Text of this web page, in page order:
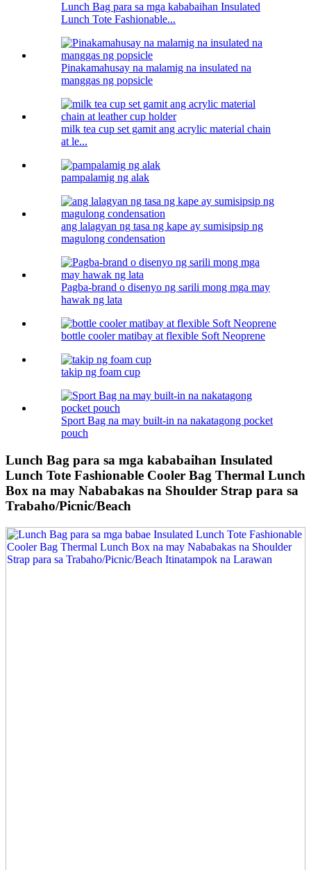
Lunch Bag para sa mga kababaihan Insulated
Lunch Tote Fashionable...
Pinakamahusay na malamig na insulated na
manggas ng popsicle
milk tea cup set gamit ang acrylic material chain
at le...
pampalamig ng alak
ang lalagyan ng tasa ng kape ay sumisipsip ng
magulong condensation
Pagba-brand o disenyo ng sarili mong mga may
hawak ng lata
bottle cooler matibay at flexible Soft Neoprene
takip ng foam cup
Sport Bag na may built-in na nakatagong pocket
pouch
Lunch Bag para sa mga kababaihan Insulated
Lunch Tote Fashionable Cooler Bag Thermal Lunch
Box na may Nababakas na Shoulder Strap para sa
Trabaho/Picnic/Beach